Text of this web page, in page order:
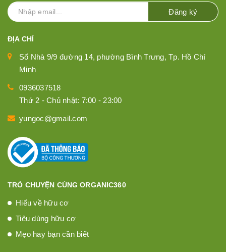
Đăng ký
ĐỊA CHỈ
Số Nhà 9/9 đường 14, phường Bình Trưng, Tp. Hồ Chí
Minh
0936037518
Thứ 2 - Chủ nhật: 7:00 - 23:00
yungoc@gmail.com
TRÒ CHUYỆN CÙNG ORGANIC360
Hiểu về hữu cơ
Tiêu dùng hữu cơ
Mẹo hay bạn cần biết